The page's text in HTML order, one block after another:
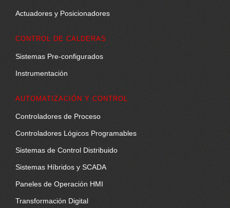
Actuadores y Posicionadores
CONTROL DE CALDERAS
Sistemas Pre-configurados
Instrumentación
AUTOMATIZACIÓN Y CONTROL
Controladores de Proceso
Controladores Lógicos Programables
Sistemas de Control Distribuido
Sistemas Híbridos y SCADA
Paneles de Operación HMI
Transformación Digital